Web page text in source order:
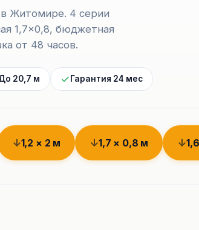
Житомире. 4 серии
1,7×0,8, бюджетная
от 48 часов.
20,7 м Гарантия 24 мес
1,2 × 2 м 1,7 × 0,8 м